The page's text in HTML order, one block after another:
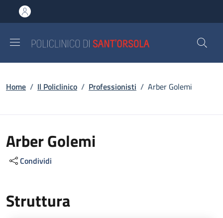
al contenuto principale
to footer content
Briciole di pane
Home / Il Policlinico / Professionisti / Arber Golemi
Arber Golemi
Condividi
Struttura